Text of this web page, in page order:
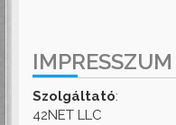
IMPRESSZUM
Szolgáltató:
42NET LLC